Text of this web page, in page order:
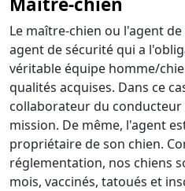
Le maître-chien ou l'agent
agent de sécurité qui a
véritable équipe homme/
qualités acquises. Dans ce
collaborateur du conducteur
mission. De même, l'agent
propriétaire de son chien.
réglementation, nos chiens
mois, vaccinés, tatoués et